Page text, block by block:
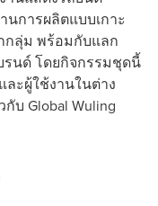
นการผลิตแบบเกาะ
ลุ่ม พร้อมกับแลก
รนด์ โดยกิจกรรมชุดนี้
ะผู้ใช้งานในต่าง
บ Global Wuling